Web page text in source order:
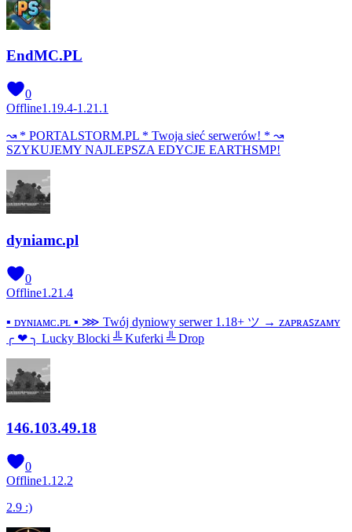
EndMC.PL
0
Offline1.19.4-1.21.1
↝ * PORTALSTORM.PL * Twoja sieć serwerów! * ↝
SZYKUJEMY NAJLEPSZA EDYCJE EARTHSMP!
dyniamc.pl
0
Offline1.21.4
▪ ᴅʏɴɪᴀᴍᴄ.ᴘʟ ▪ ⋙ Twój dyniowy serwer 1.18+ ツ → ᴢᴀᴘʀᴀꜱᴢᴀᴍʏ
╭ ❤ ╮ Lucky Blocki ╩ Kuferki ╩ Drop
146.103.49.18
0
Offline1.12.2
2.9 :)